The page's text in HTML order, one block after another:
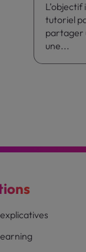
L’objectif
tutoriel
partager
une...